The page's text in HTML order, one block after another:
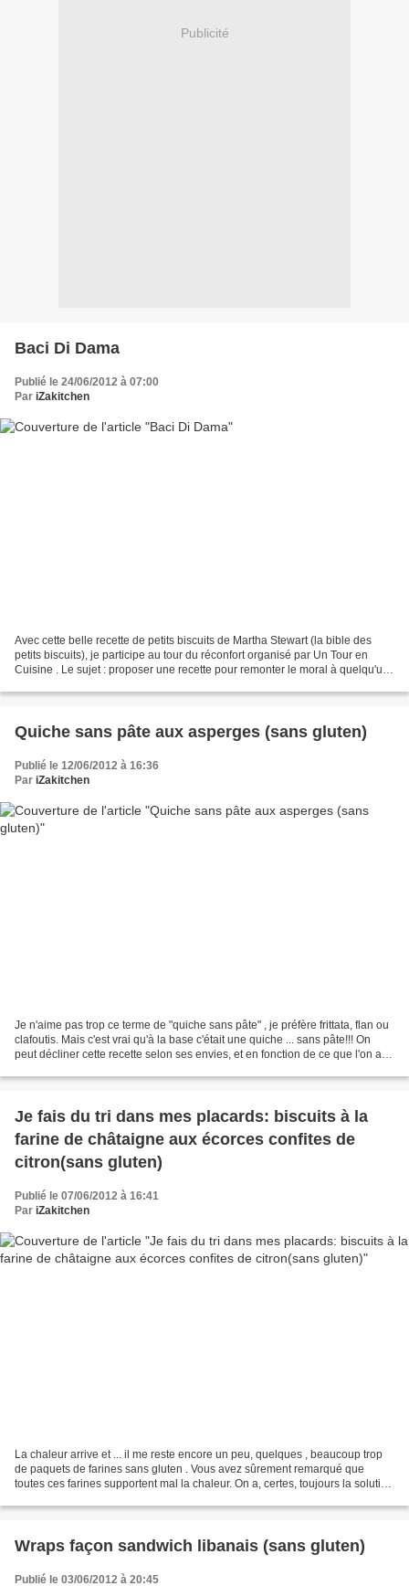
Publicité
Baci Di Dama
Publié le 24/06/2012 à 07:00
Par iZakitchen
Avec cette belle recette de petits biscuits de Martha Stewart (la bible des
petits biscuits), je participe au tour du réconfort organisé par Un Tour en
Cuisine . Le sujet : proposer une recette pour remonter le moral à quelqu'un.
Quiche sans pâte aux asperges (sans gluten)
Publié le 12/06/2012 à 16:36
Par iZakitchen
Je n'aime pas trop ce terme de "quiche sans pâte" , je préfère frittata, flan ou
clafoutis. Mais c'est vrai qu'à la base c'était une quiche ... sans pâte!!! On
peut décliner cette recette selon ses envies, et en fonction de ce que l'on a
Je fais du tri dans mes placards: biscuits à la
farine de châtaigne aux écorces confites de
citron(sans gluten)
Publié le 07/06/2012 à 16:41
Par iZakitchen
La chaleur arrive et ... il me reste encore un peu, quelques , beaucoup trop
de paquets de farines sans gluten . Vous avez sûrement remarqué que
toutes ces farines supportent mal la chaleur. On a, certes, toujours la solution
Wraps façon sandwich libanais (sans gluten)
Publié le 03/06/2012 à 20:45